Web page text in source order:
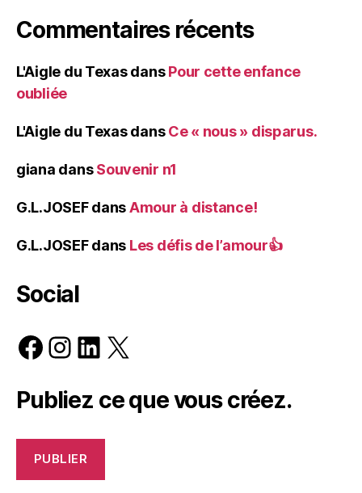
Commentaires récents
L'Aigle du TexasdansPour cette enfance
oubliée
L'Aigle du TexasdansCe « nous » disparus.
giana dansSouvenir n1
G.L.JOSEFdansAmour à distance!
G.L.JOSEFdans Les défis de l’amour👍
Social
Facebook
Instagram
LinkedIn
X
Publiez ce que vous créez.
PUBLIER